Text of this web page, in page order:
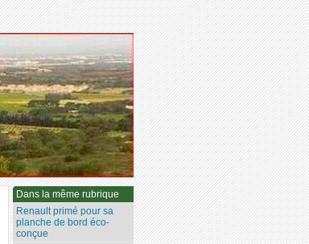
Dans la même rubrique
Renault primé pour sa
planche de bord éco-
conçue